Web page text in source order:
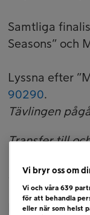
Samtliga
Seasons” och
Lyssna efter
90290.
Tävlingen
Transfer till
hotellet.
Metallica ”72
Vi bryr oss om
Vi och våra639
för att behandla
eller när som helst